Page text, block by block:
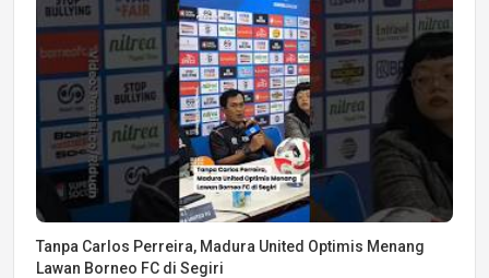
Tanpa Carlos Perreira, Madura United Optimis Menang
Lawan Borneo FC di Segiri